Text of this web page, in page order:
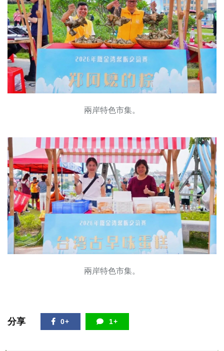
兩岸特色市集。
兩岸特色市集。
分享 0+ 1+